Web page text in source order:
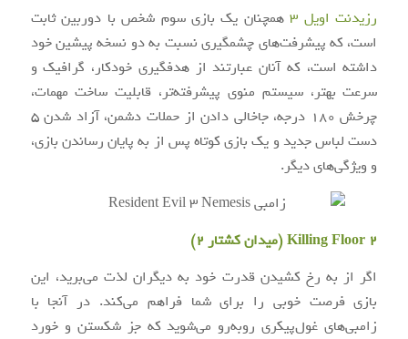
رزیدنت اویل ۳
همچنان یک بازی سوم شخص با دوربین ثابت
است، که پیشرفت‌های چشمگیری نسبت به دو نسخه پیشین خود
داشته است، که آنان عبارتند از هدفگیری خودکار، گرافیک و
سرعت بهتر، سیستم منوی پیشرفته‌تر، قابلیت ساخت مهمات،
چرخش ۱۸۰ درجه، جاخالی دادن از حملات دشمن، آزاد شدن ۵
دست لباس جدید و یک بازی کوتاه پس از به پایان رساندن بازی،
و ویژگی‌های دیگر.
Killing Floor 2 (میدان کشتار ۲)
اگر از به رخ کشیدن قدرت خود به دیگران لذت می‌برید، این
بازی فرصت خوبی را برای شما فراهم می‌کند. در آنجا با
زامبی‌های غول‌پیکری روبه‌رو می‌شوید که جز شکستن و خورد